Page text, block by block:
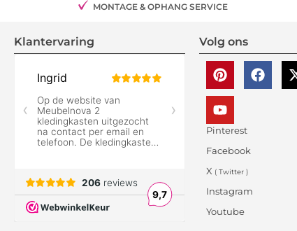
MONTAGE & OPHANG SERVICE
Klantervaring Volg ons
Pinterest
Facebook
X ( Twitter )
Instagram
Youtube